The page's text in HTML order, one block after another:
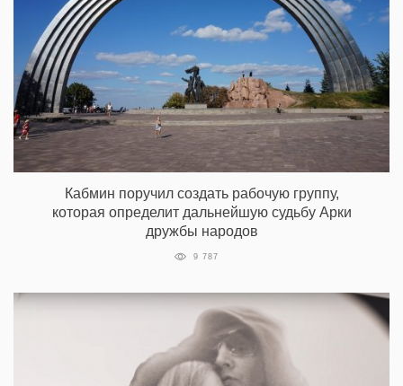
Кабмин поручил создать рабочую группу,
которая определит дальнейшую судьбу Арки
дружбы народов
9 787